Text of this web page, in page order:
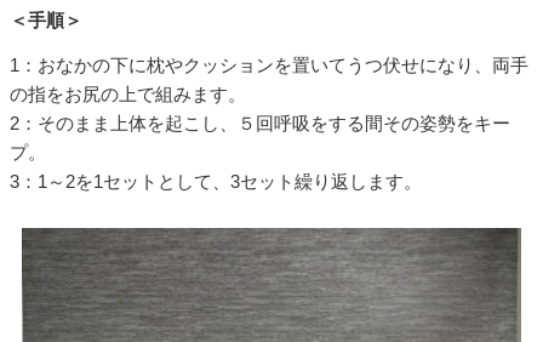
＜手順＞
1：おなかの下に枕やクッションを置いてうつ伏せになり、両手
の指をお尻の上で組みます。
2：そのまま上体を起こし、５回呼吸をする間その姿勢をキー
プ。
3：1～2を1セットとして、3セット繰り返します。